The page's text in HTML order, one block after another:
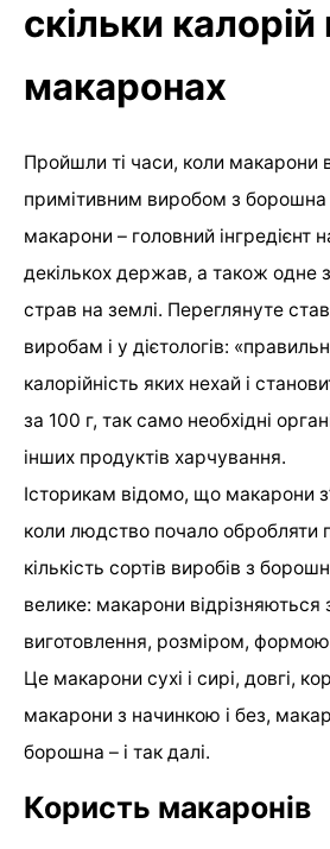
скільки калорій
макаронах
Пройшли ті часи, коли макарони
примітивним виробом з борошна
макарони – головний інгредієнт
декількох держав, а також одне
страв на землі. Переглянуте
виробам і у дієтологів:
калорійність яких нехай і
за 100 г, так само необхідні
інших продуктів харчування.
Історикам відомо, що макарони
коли людство почало обробляти
кількість сортів виробів з
велике: макарони відрізняються
виготовлення, розміром,
Це макарони сухі і сирі, довгі,
макарони з начинкою і без,
борошна – і так далі.
Користь макаронів